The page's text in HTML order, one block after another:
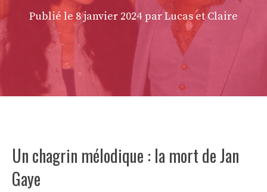
Publié le 8 janvier 2024 par Lucas et Claire
Un chagrin mélodique : la mort de Jan
Gaye